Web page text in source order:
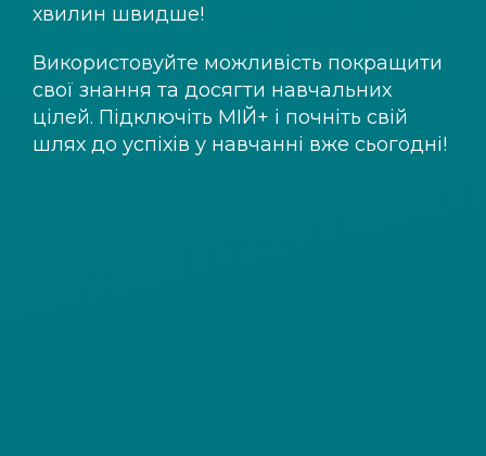
хвилин швидше!
Використовуйте можливість покращити
свої знання та досягти навчальних
цілей. Підключіть МІЙ+ і почніть свій
шлях до успіхів у навчанні вже сьогодні!